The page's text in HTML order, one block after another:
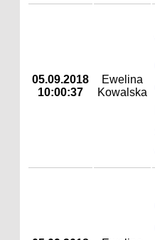
05.09.2018
10:00:37
Ewelina
Kowalska